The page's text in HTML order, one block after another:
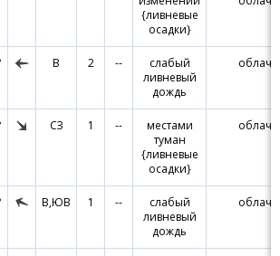
{ливневые
осадки}
В 2 --
слабый
ливневый
дождь
СЗ 1 --
местами
туман
{ливневые
осадки}
В,ЮВ 1 --
слабый
ливневый
дождь